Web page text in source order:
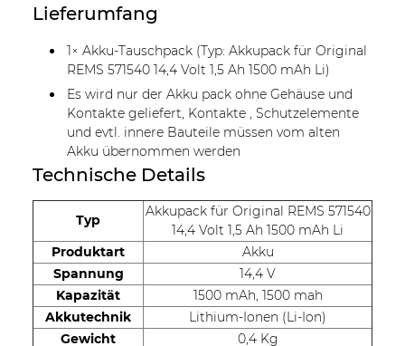
Lieferumfang
1× Akku-Tauschpack (Typ: Akkupack für Original
REMS 571540 14,4 Volt 1,5 Ah 1500 mAh Li)
Es wird nur der Akku pack ohne Gehäuse und
Kontakte geliefert, Kontakte , Schutzelemente
und evtl. innere Bauteile müssen vom alten
Akku übernommen werden
Technische Details
Typ
Akkupack für Original REMS 571540
14,4 Volt 1,5 Ah 1500 mAh Li
Produktart
Akku
Spannung
14,4 V
Kapazität
1500 mAh, 1500 mah
Akkutechnik
Lithium-Ionen (Li-Ion)
Gewicht
0,4 Kg